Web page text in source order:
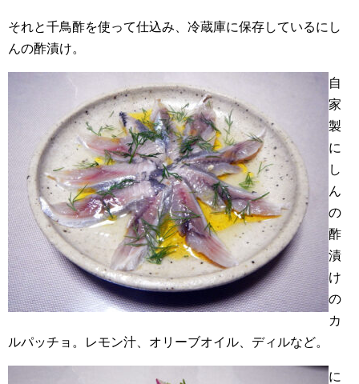
それと千鳥酢を使って仕込み、冷蔵庫に保存しているにし
んの酢漬け。
自
家
製
に
し
ん
の
酢
漬
け
の
カ
ルパッチョ。レモン汁、オリーブオイル、ディルなど。
に